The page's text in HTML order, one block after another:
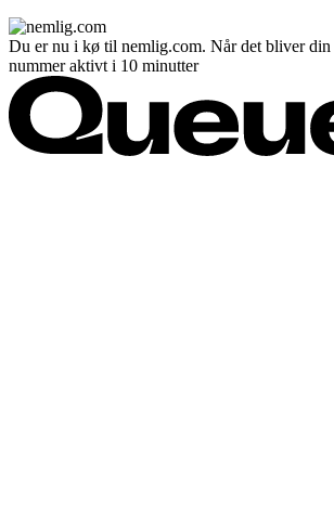
Du er nu i kø til nemlig.com. Når det bliver din
nummer aktivt i 10 minutter